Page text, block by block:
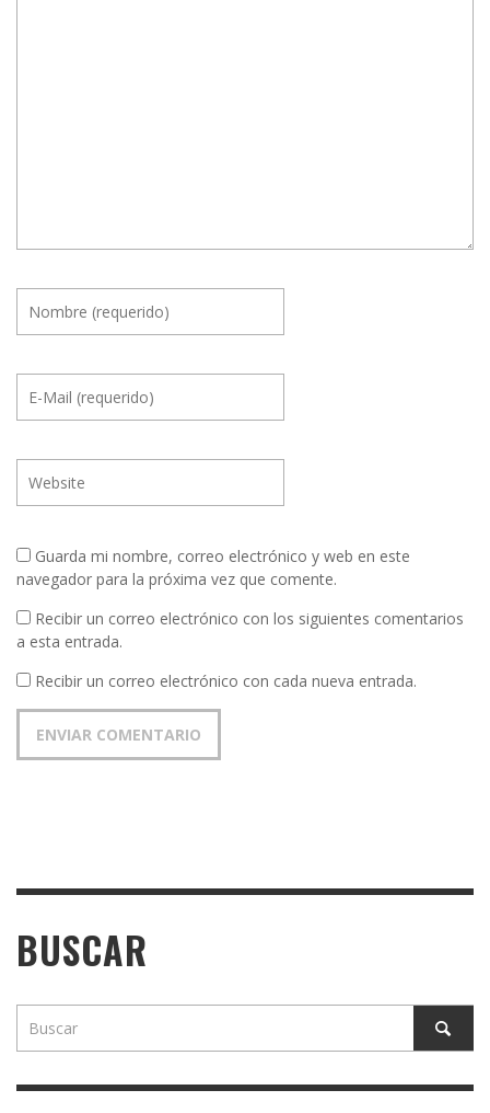
Guarda mi nombre, correo electrónico y web en este
navegador para la próxima vez que comente.
Recibir un correo electrónico con los siguientes comentarios
a esta entrada.
Recibir un correo electrónico con cada nueva entrada.
BUSCAR